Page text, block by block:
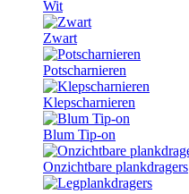
Wit
Zwart
Potscharnieren
Klepscharnieren
Blum Tip-on
Onzichtbare plankdragers